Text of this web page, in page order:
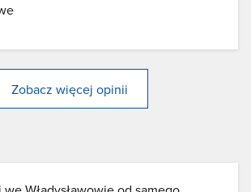
Zobacz więcej opinii